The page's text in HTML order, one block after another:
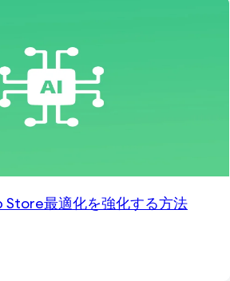
Store最適化を強化する方法